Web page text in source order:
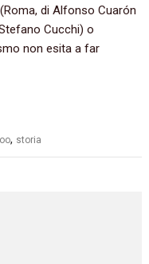
di Alfonso Cuarón
Cucchi) o
non esita a far
, storia